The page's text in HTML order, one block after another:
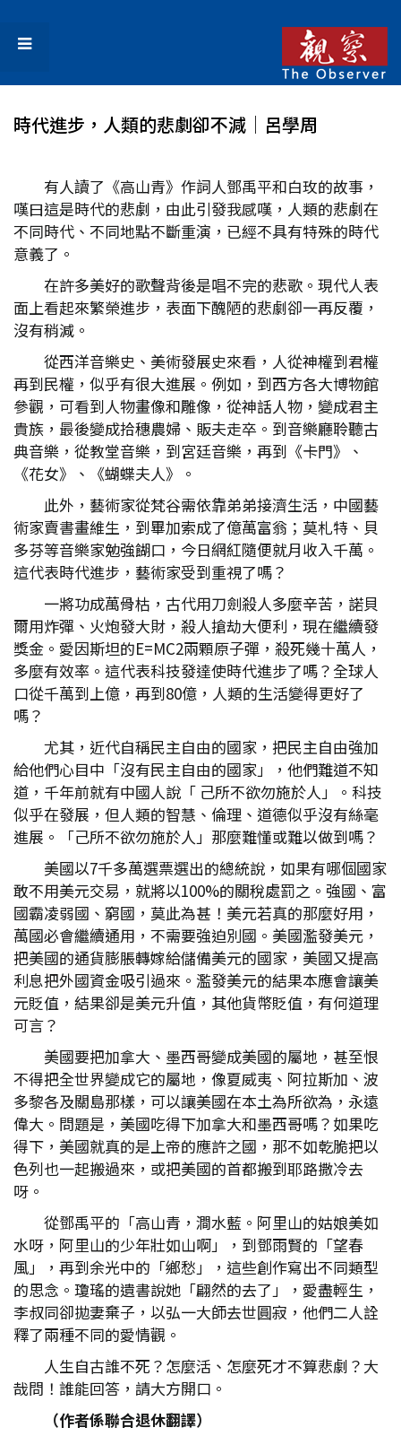
時代進步，人類的悲劇卻不減│呂學周
有人讀了《高山青》作詞人鄧禹平和白玫的故事，
嘆曰這是時代的悲劇，由此引發我感嘆，人類的悲劇在
不同時代、不同地點不斷重演，已經不具有特殊的時代
意義了。
在許多美好的歌聲背後是唱不完的悲歌。現代人表
面上看起來繁榮進步，表面下醜陋的悲劇卻一再反覆，
沒有稍減。
從西洋音樂史、美術發展史來看，人從神權到君權
再到民權，似乎有很大進展。例如，到西方各大博物館
參觀，可看到人物畫像和雕像，從神話人物，變成君主
貴族，最後變成拾穗農婦、販夫走卒。到音樂廳聆聽古
典音樂，從教堂音樂，到宮廷音樂，再到《卡門》、
《花女》、《蝴蝶夫人》。
此外，藝術家從梵谷需依靠弟弟接濟生活，中國藝
術家賣書畫維生，到畢加索成了億萬富翁；莫札特、貝
多芬等音樂家勉強餬口，今日網紅隨便就月收入千萬。
這代表時代進步，藝術家受到重視了嗎？
一將功成萬骨枯，古代用刀劍殺人多麼辛苦，諾貝
爾用炸彈、火炮發大財，殺人搶劫大便利，現在繼續發
獎金。愛因斯坦的E=MC2兩顆原子彈，殺死幾十萬人，
多麼有效率。這代表科技發達使時代進步了嗎？全球人
口從千萬到上億，再到80億，人類的生活變得更好了
嗎？
尤其，近代自稱民主自由的國家，把民主自由強加
給他們心目中「沒有民主自由的國家」，他們難道不知
道，千年前就有中國人說「 己所不欲勿施於人」。科技
似乎在發展，但人類的智慧、倫理、道德似乎沒有絲毫
進展。「己所不欲勿施於人」那麼難懂或難以做到嗎？
美國以7千多萬選票選出的總統說，如果有哪個國家
敢不用美元交易，就將以100%的關稅處罰之。強國、富
國霸凌弱國、窮國，莫此為甚！美元若真的那麼好用，
萬國必會繼續通用，不需要強迫別國。美國濫發美元，
把美國的通貨膨脹轉嫁給儲備美元的國家，美國又提高
利息把外國資金吸引過來。濫發美元的結果本應會讓美
元貶值，結果卻是美元升值，其他貨幣貶值，有何道理
可言？
美國要把加拿大、墨西哥變成美國的屬地，甚至恨
不得把全世界變成它的屬地，像夏威夷、阿拉斯加、波
多黎各及關島那樣，可以讓美國在本土為所欲為，永遠
偉大。問題是，美國吃得下加拿大和墨西哥嗎？如果吃
得下，美國就真的是上帝的應許之國，那不如乾脆把以
色列也一起搬過來，或把美國的首都搬到耶路撒冷去
呀。
從鄧禹平的「高山青，澗水藍。阿里山的姑娘美如
水呀，阿里山的少年壯如山啊」，到鄧雨賢的「望春
風」，再到余光中的「鄉愁」，這些創作寫出不同類型
的思念。瓊瑤的遺書說她「翩然的去了」，愛盡輕生，
李叔同卻拋妻棄子，以弘一大師去世圓寂，他們二人詮
釋了兩種不同的愛情觀。
人生自古誰不死？怎麼活、怎麼死才不算悲劇？大
哉問！誰能回答，請大方開口。
（作者係聯合退休翻譯）